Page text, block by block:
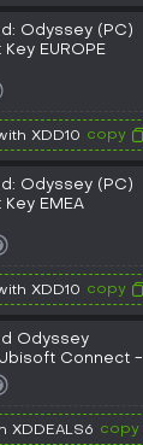
Odyssey (PC)
EUROPE
XDD10 copy
Odyssey (PC)
EMEA
XDD10 copy
Odyssey
Connect -
XDDEALS6 copy